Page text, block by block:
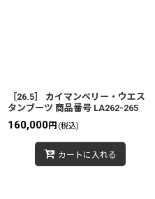
［26.5］ カイマンベリー・ウエス
タンブーツ 商品番号 LA262-265
160,000円 (税込)
カートに入れる